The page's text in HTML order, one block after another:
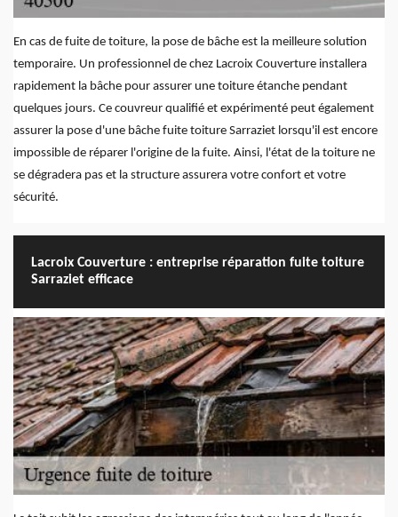
En cas de fuite de toiture, la pose de bâche est la meilleure solution
temporaire. Un professionnel de chez Lacroix Couverture installera
rapidement la bâche pour assurer une toiture étanche pendant
quelques jours. Ce couvreur qualifié et expérimenté peut également
assurer la pose d'une bâche fuite toiture Sarraziet lorsqu'il est encore
impossible de réparer l'origine de la fuite. Ainsi, l'état de la toiture ne
se dégradera pas et la structure assurera votre confort et votre
sécurité.
Lacroix Couverture : entreprise réparation fuite toiture
Sarraziet efficace